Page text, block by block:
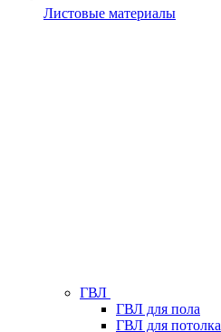
Листовые материалы
ГВЛ
ГВЛ для пола
ГВЛ для потолка